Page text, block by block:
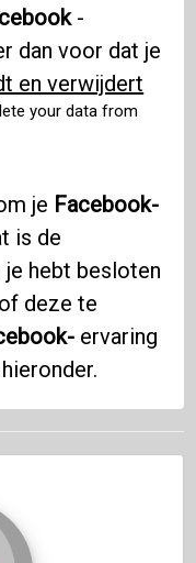
-
dan voor dat je
en verwijdert
your data from
je Facebook-
is de
hebt besloten
deze te
ervaring